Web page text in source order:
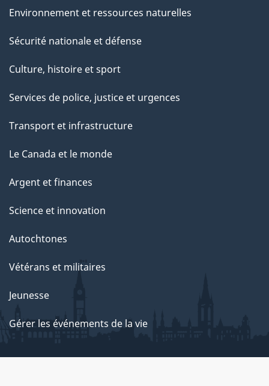
Environnement et ressources naturelles
Sécurité nationale et défense
Culture, histoire et sport
Services de police, justice et urgences
Transport et infrastructure
Le Canada et le monde
Argent et finances
Science et innovation
Autochtones
Vétérans et militaires
Jeunesse
Gérer les événements de la vie